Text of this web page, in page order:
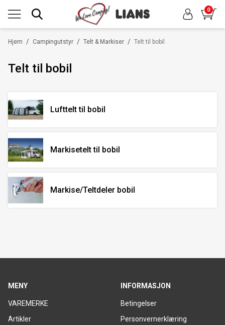
0
/
Hjem /
Campingutstyr /
Telt & Markiser Telt til bobil
Telt til bobil
Lufttelt til bobil
Markisetelt til bobil
Markise/Teltdeler bobil
MENY
VAREMERKE
Artikler
INFORMASJON
Betingelser
Personvernerklæring